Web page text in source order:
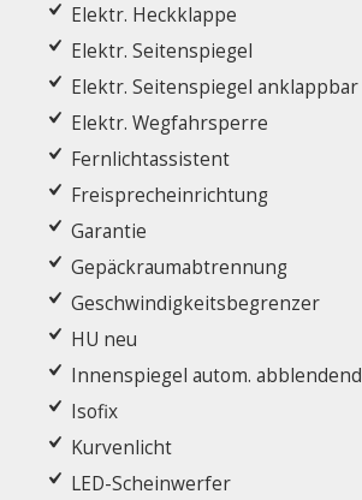
Elektr. Heckklappe
Elektr. Seitenspiegel
Elektr. Seitenspiegel anklappbar
Elektr. Wegfahrsperre
Fernlichtassistent
Freisprecheinrichtung
Garantie
Gepäckraumabtrennung
Geschwindigkeitsbegrenzer
HU neu
Innenspiegel autom. abblendend
Isofix
Kurvenlicht
LED-Scheinwerfer